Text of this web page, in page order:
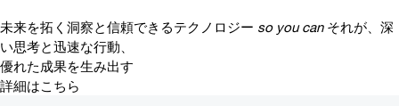
未来を拓く洞察と信頼できるテクノロジー so you can それが、深
い思考と迅速な行動、
優れた成果を生み出す
詳細はこちら